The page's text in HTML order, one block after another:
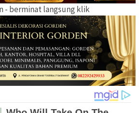
- berminat langsung klik